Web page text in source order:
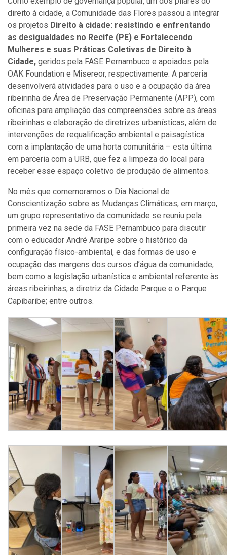
direito à cidade, a Comunidade das Flores passou a integrar
os projetos Direito à cidade: resistindo e enfrentando
as desigualdades no Recife (PE) e Fortalecendo
Mulheres e suas Práticas Coletivas de Direito à
Cidade, geridos pela FASE Pernambuco e apoiados pela
OAK Foundation e Misereor, respectivamente. A parceria
desenvolverá atividades para o uso e a ocupação da área
ribeirinha de Área de Preservação Permanente (APP), com
oficinas para ampliação das compreensões sobre as áreas
ribeirinhas e elaboração de diretrizes urbanísticas, além de
intervenções de requalificação ambiental e paisagística
com a implantação de uma horta comunitária – esta última
em parceria com a URB, que fez a limpeza do local para
receber esse espaço coletivo de produção de alimentos.
No mês que comemoramos o Dia Nacional de
Conscientização sobre as Mudanças Climáticas, em março,
um grupo representativo da comunidade se reuniu pela
primeira vez na sede da FASE Pernambuco para discutir
com o educador André Araripe sobre o histórico da
configuração físico-ambiental, e das formas de uso e
ocupação das margens dos cursos d’água da comunidade;
bem como a legislação urbanística e ambiental referente às
áreas ribeirinhas, a diretriz da Cidade Parque e o Parque
Capibaribe; entre outros.